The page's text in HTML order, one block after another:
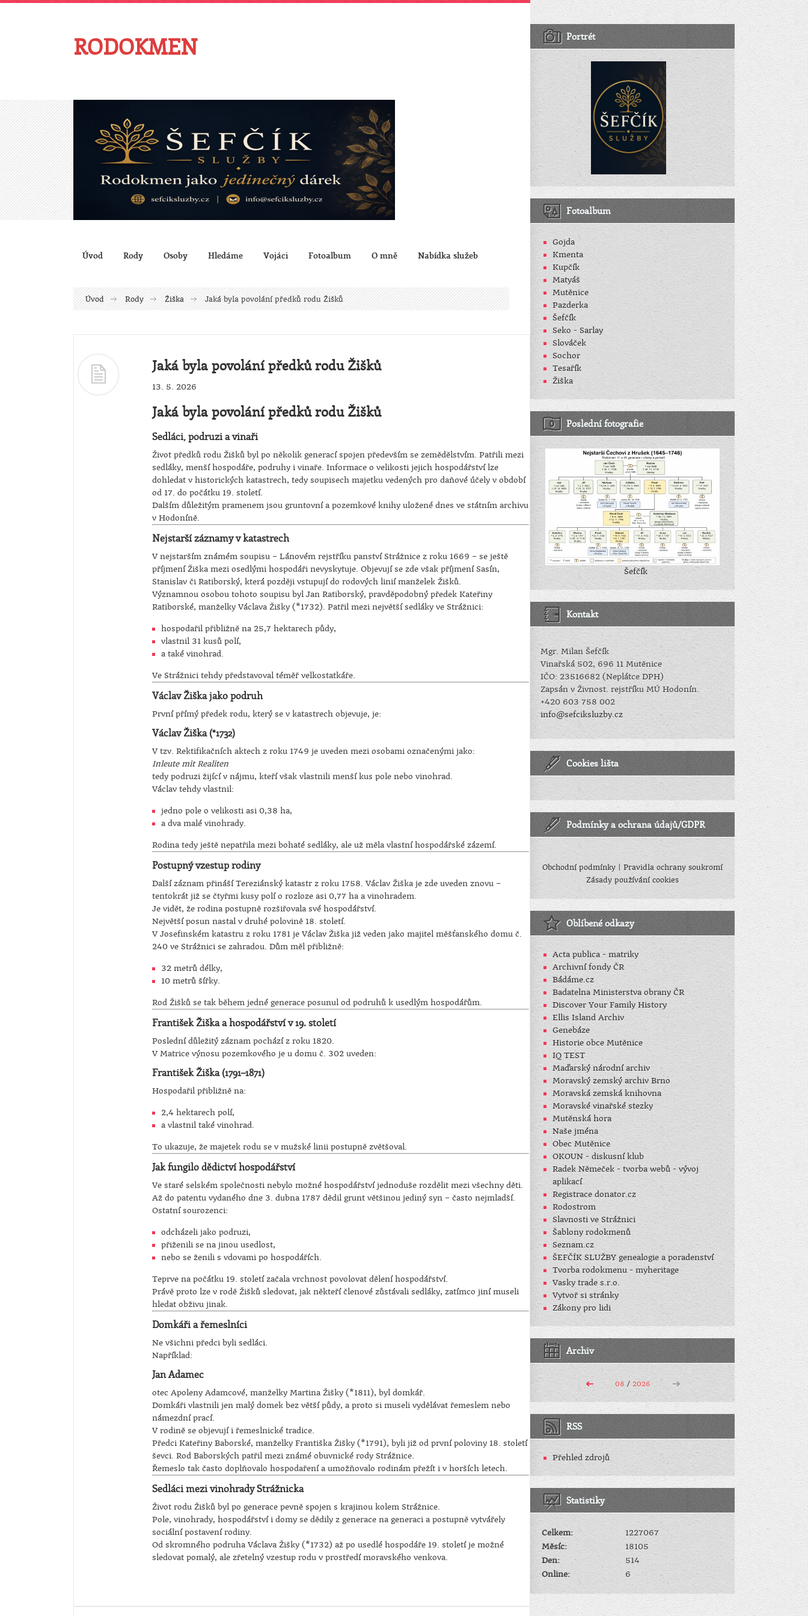
RODOKMEN
Úvod Rody Osoby Hledáme Vojáci Fotoalbum O mně Nabídka služeb
Úvod Rody Žiška Jaká byla povolání předků rodu Žišků
Jaká byla povolání předků rodu Žišků
13. 5. 2026
Jaká byla povolání předků rodu Žišků
Sedláci, podruzi a vinaři
Život předků rodu Žišků byl po několik generací spojen především se zemědělstvím. Patřili mezi
sedláky, menší hospodáře, podruhy i vinaře. Informace o velikosti jejich hospodářství lze
dohledat v historických katastrech, tedy soupisech majetku vedených pro daňové účely v období
od 17. do počátku 19. století.
Dalším důležitým pramenem jsou gruntovní a pozemkové knihy uložené dnes ve státním archivu
v Hodoníně.
Nejstarší záznamy v katastrech
V nejstarším známém soupisu – Lánovém rejstříku panství Strážnice z roku 1669 – se ještě
příjmení Žiška mezi osedlými hospodáři nevyskytuje. Objevují se zde však příjmení Sasín,
Stanislav či Ratiborský, která později vstupují do rodových linií manželek Žišků.
Významnou osobou tohoto soupisu byl Jan Ratiborský, pravděpodobný předek Kateřiny
Ratiborské, manželky Václava Žišky (*1732). Patřil mezi největší sedláky ve Strážnici:
hospodařil přibližně na 25,7 hektarech půdy,
vlastnil 31 kusů polí,
a také vinohrad.
Ve Strážnici tehdy představoval téměř velkostatkáře.
Václav Žiška jako podruh
První přímý předek rodu, který se v katastrech objevuje, je:
Václav Žiška (*1732)
V tzv. Rektifikačních aktech z roku 1749 je uveden mezi osobami označenými jako:
Inleute mit Realiten
tedy podruzi žijící v nájmu, kteří však vlastnili menší kus pole nebo vinohrad.
Václav tehdy vlastnil:
jedno pole o velikosti asi 0,38 ha,
a dva malé vinohrady.
Rodina tedy ještě nepatřila mezi bohaté sedláky, ale už měla vlastní hospodářské zázemí.
Postupný vzestup rodiny
Další záznam přináší Tereziánský katastr z roku 1758. Václav Žiška je zde uveden znovu –
tentokrát již se čtyřmi kusy polí o rozloze asi 0,77 ha a vinohradem.
Je vidět, že rodina postupně rozšiřovala své hospodářství.
Největší posun nastal v druhé polovině 18. století.
V Josefinském katastru z roku 1781 je Václav Žiška již veden jako majitel měšťanského domu č.
240 ve Strážnici se zahradou. Dům měl přibližně:
32 metrů délky,
10 metrů šířky.
Rod Žišků se tak během jedné generace posunul od podruhů k usedlým hospodářům.
František Žiška a hospodářství v 19. století
Poslední důležitý záznam pochází z roku 1820.
V Matrice výnosu pozemkového je u domu č. 302 uveden:
František Žiška (1791–1871)
Hospodařil přibližně na:
2,4 hektarech polí,
a vlastnil také vinohrad.
To ukazuje, že majetek rodu se v mužské linii postupně zvětšoval.
Jak fungilo dědictví hospodářství
Ve staré selském společnosti nebylo možné hospodářství jednoduše rozdělit mezi všechny děti.
Až do patentu vydaného dne 3. dubna 1787 dědil grunt většinou jediný syn – často nejmladší.
Ostatní sourozenci:
odcházeli jako podruzi,
přiženili se na jinou usedlost,
nebo se ženili s vdovami po hospodářích.
Teprve na počátku 19. století začala vrchnost povolovat dělení hospodářství.
Právě proto lze v rodě Žišků sledovat, jak někteří členové zůstávali sedláky, zatímco jiní museli
hledat obživu jinak.
Domkáři a řemeslníci
Ne všichni předci byli sedláci.
Například:
Jan Adamec
otec Apoleny Adamcové, manželky Martina Žišky (*1811), byl domkář.
Domkáři vlastnili jen malý domek bez větší půdy, a proto si museli vydělávat řemeslem nebo
námezdní prací.
V rodině se objevují i řemeslnické tradice.
Předci Kateřiny Baborské, manželky Františka Žišky (*1791), byli již od první poloviny 18. století
ševci. Rod Baborských patřil mezi známé obuvnické rody Strážnice.
Řemeslo tak často doplňovalo hospodaření a umožňovalo rodinám přežít i v horších letech.
Sedláci mezi vinohrady Strážnicka
Život rodu Žišků byl po generace pevně spojen s krajinou kolem Strážnice.
Pole, vinohrady, hospodářství i domy se dědily z generace na generaci a postupně vytvářely
sociální postavení rodiny.
Od skromného podruha Václava Žišky (*1732) až po usedlé hospodáře 19. století je možné
sledovat pomalý, ale zřetelný vzestup rodu v prostředí moravského venkova.
Portrét
Fotoalbum
Gojda
Kmenta
Kupčík
Matyáš
Mutěnice
Pazderka
Šefčík
Seko - Sarlay
Slováček
Sochor
Tesařík
Žiška
Poslední fotografie
Šefčík
Kontakt
Mgr. Milan Šefčík
Vinařská 502, 696 11 Mutěnice
IČO: 23516682 (Neplátce DPH)
Zapsán v Živnost. rejstříku MÚ Hodonín.
+420 603 758 002
info@sefciksluzby.cz
Cookies lišta
Podmínky a ochrana údajů/GDPR
Obchodní podmínky
Pravidla ochrany soukromí
Zásady používání cookies
Oblíbené odkazy
Acta publica - matriky
Archivní fondy ČR
Bádáme.cz
Badatelna Ministerstva obrany ČR
Discover Your Family History
Ellis Island Archiv
Genebáze
Historie obce Mutěnice
IQ TEST
Maďarský národní archiv
Moravský zemský archiv Brno
Moravská zemská knihovna
Moravské vinařské stezky
Mutěnská hora
Naše jména
Obec Mutěnice
OKOUN - diskusní klub
Radek Němeček - tvorba webů - vývoj
aplikací
Registrace donator.cz
Rodostrom
Slavnosti ve Strážnici
Šablony rodokmenů
Seznam.cz
ŠEFČÍK SLUŽBY genealogie a poradenství
Tvorba rodokmenu - myheritage
Vasky trade s.r.o.
Vytvoř si stránky
Zákony pro lidi
Archiv
08 / 2026
RSS
Přehled zdrojů
Statistiky
Online: 6
Celkem:
1227067
Měsíc:
18105
Den:
514